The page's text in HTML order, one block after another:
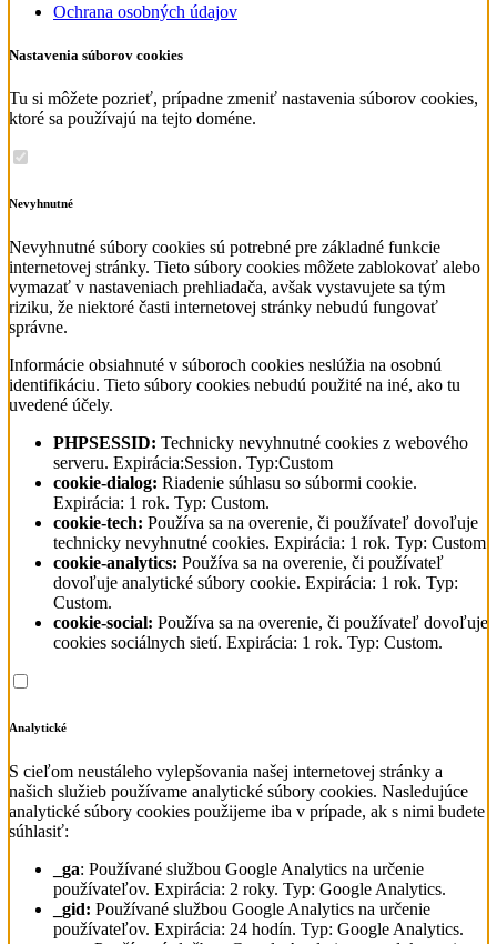
Ochrana osobných údajov
Nastavenia súborov cookies
Tu si môžete pozrieť, prípadne zmeniť nastavenia súborov cookies,
ktoré sa používajú na tejto doméne.
Nevyhnutné
Nevyhnutné súbory cookies sú potrebné pre základné funkcie
internetovej stránky. Tieto súbory cookies môžete zablokovať alebo
vymazať v nastaveniach prehliadača, avšak vystavujete sa tým
riziku, že niektoré časti internetovej stránky nebudú fungovať
správne.
Informácie obsiahnuté v súboroch cookies neslúžia na osobnú
identifikáciu. Tieto súbory cookies nebudú použité na iné, ako tu
uvedené účely.
PHPSESSID: Technicky nevyhnutné cookies z webového
serveru. Expirácia:Session. Typ:Custom
cookie-dialog: Riadenie súhlasu so súbormi cookie.
Expirácia: 1 rok. Typ: Custom.
cookie-tech: Používa sa na overenie, či používateľ dovoľuje
technicky nevyhnutné cookies. Expirácia: 1 rok. Typ: Custom
cookie-analytics: Používa sa na overenie, či používateľ
dovoľuje analytické súbory cookie. Expirácia: 1 rok. Typ:
Custom.
cookie-social: Používa sa na overenie, či používateľ dovoľuje
cookies sociálnych sietí. Expirácia: 1 rok. Typ: Custom.
Analytické
S cieľom neustáleho vylepšovania našej internetovej stránky a
našich služieb používame analytické súbory cookies. Nasledujúce
analytické súbory cookies použijeme iba v prípade, ak s nimi budete
súhlasiť:
_ga: Používané službou Google Analytics na určenie
používateľov. Expirácia: 2 roky. Typ: Google Analytics.
_gid: Používané službou Google Analytics na určenie
používateľov. Expirácia: 24 hodín. Typ: Google Analytics.